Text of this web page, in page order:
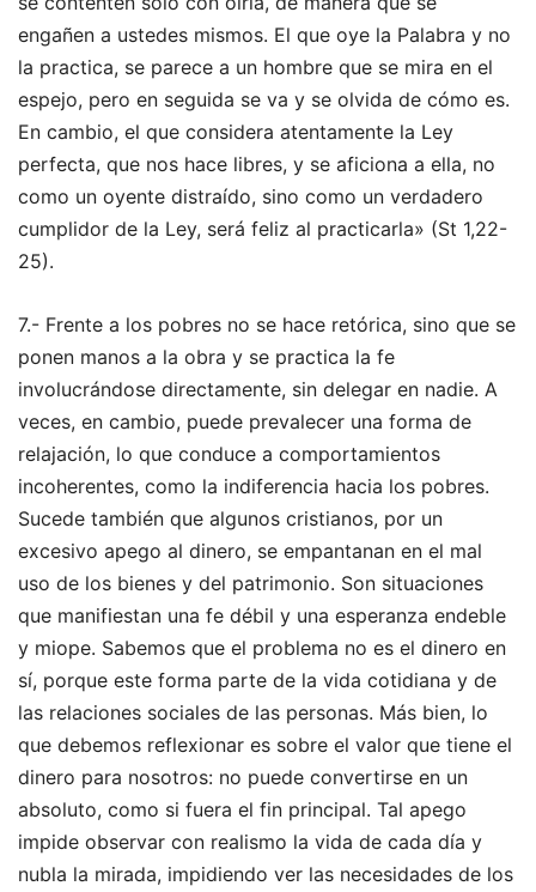
engañen a ustedes mismos. El que oye la Palabra y no
la practica, se parece a un hombre que se mira en el
espejo, pero en seguida se va y se olvida de cómo es.
En cambio, el que considera atentamente la Ley
perfecta, que nos hace libres, y se aficiona a ella, no
como un oyente distraído, sino como un verdadero
cumplidor de la Ley, será feliz al practicarla» (St 1,22-
25).
7.- Frente a los pobres no se hace retórica, sino que se
ponen manos a la obra y se practica la fe
involucrándose directamente, sin delegar en nadie. A
veces, en cambio, puede prevalecer una forma de
relajación, lo que conduce a comportamientos
incoherentes, como la indiferencia hacia los pobres.
Sucede también que algunos cristianos, por un
excesivo apego al dinero, se empantanan en el mal
uso de los bienes y del patrimonio. Son situaciones
que manifiestan una fe débil y una esperanza endeble
y miope. Sabemos que el problema no es el dinero en
sí, porque este forma parte de la vida cotidiana y de
las relaciones sociales de las personas. Más bien, lo
que debemos reflexionar es sobre el valor que tiene el
dinero para nosotros: no puede convertirse en un
absoluto, como si fuera el fin principal. Tal apego
impide observar con realismo la vida de cada día y
nubla la mirada, impidiendo ver las necesidades de los